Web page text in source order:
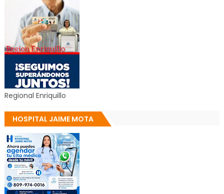
Regional Enriquillo
HOSPITAL JAIME MOTA